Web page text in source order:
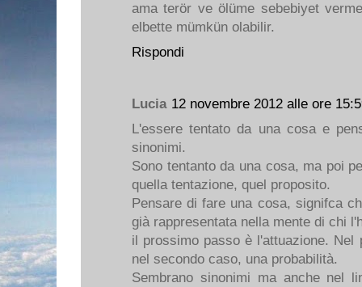
ama terör ve ölüme sebebiyet
elbette mümkün olabilir.
Rispondi
Lucia 12 novembre 2012 alle ore
L'essere tentato da una cosa e
sinonimi.
Sono tentanto da una cosa, ma poi
quella tentazione, quel proposito.
Pensare di fare una cosa, signifca
già rappresentata nella mente di chi
il prossimo passo è l'attuazione.
nel secondo caso, una probabilità.
Sembrano sinonimi ma anche nel